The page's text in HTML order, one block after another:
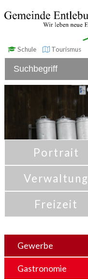
Schule Tourismus
Portrait
Verwaltung
Freizeit
Gewerbe
Gastronomie